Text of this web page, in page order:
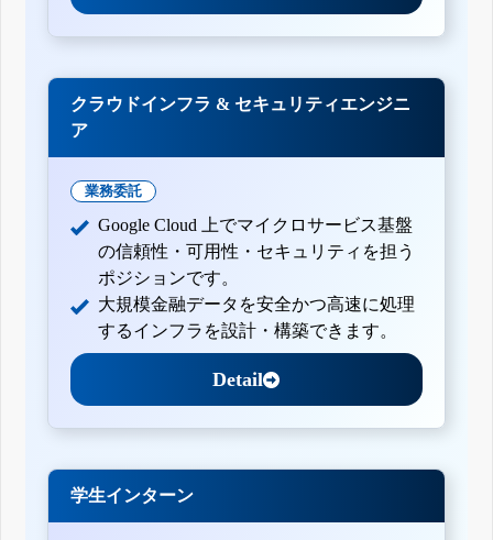
クラウドインフラ & セキュリティエンジニ
ア
業務委託
Google Cloud 上でマイクロサービス基盤
の信頼性・可用性・セキュリティを担う
ポジションです。
大規模金融データを安全かつ高速に処理
するインフラを設計・構築できます。
Detail
学生インターン